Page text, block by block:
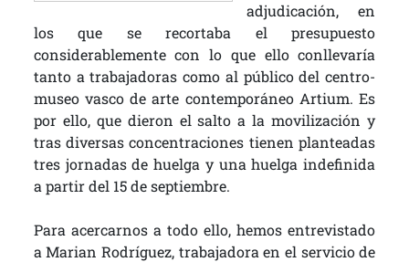
adjudicación, en
los que se recortaba el presupuesto
considerablemente con lo que ello conllevaría
tanto a trabajadoras como al público del centro-
museo vasco de arte contemporáneo Artium. Es
por ello, que dieron el salto a la movilización y
tras diversas concentraciones tienen planteadas
tres jornadas de huelga y una huelga indefinida
a partir del 15 de septiembre.
Para acercarnos a todo ello, hemos entrevistado
a Marian Rodríguez, trabajadora en el servicio de